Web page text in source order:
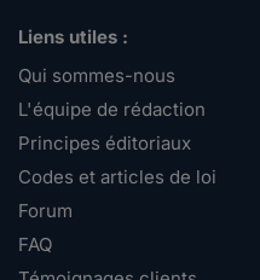
Liens utiles :
Qui sommes-nous
L'équipe de rédaction
Principes éditoriaux
Codes et articles de loi
Forum
FAQ